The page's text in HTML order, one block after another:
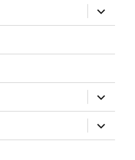
прошири
изборник
дете
прошири
изборник
дете
прошири
изборник
дете